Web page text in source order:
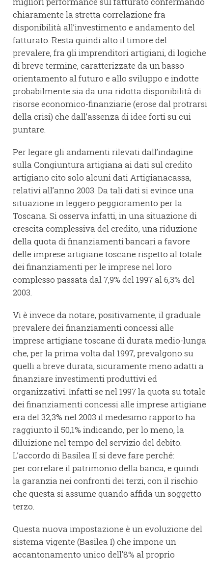
chiaramente la stretta correlazione fra
disponibilità all’investimento e andamento del
fatturato. Resta quindi alto il timore del
prevalere, fra gli imprenditori artigiani, di logiche
di breve termine, caratterizzate da un basso
orientamento al futuro e allo sviluppo e indotte
probabilmente sia da una ridotta disponibilità di
risorse economico-finanziarie (erose dal protrarsi
della crisi) che dall’assenza di idee forti su cui
puntare.
Per legare gli andamenti rilevati dall’indagine
sulla Congiuntura artigiana ai dati sul credito
artigiano cito solo alcuni dati Artigianacassa,
relativi all’anno 2003. Da tali dati si evince una
situazione in leggero peggioramento per la
Toscana. Si osserva infatti, in una situazione di
crescita complessiva del credito, una riduzione
della quota di finanziamenti bancari a favore
delle imprese artigiane toscane rispetto al totale
dei finanziamenti per le imprese nel loro
complesso passata dal 7,9% del 1997 al 6,3% del
2003.
Vi è invece da notare, positivamente, il graduale
prevalere dei finanziamenti concessi alle
imprese artigiane toscane di durata medio-lunga
che, per la prima volta dal 1997, prevalgono su
quelli a breve durata, sicuramente meno adatti a
finanziare investimenti produttivi ed
organizzativi. Infatti se nel 1997 la quota su totale
dei finanziamenti concessi alle imprese artigiane
era del 32,3% nel 2003 il medesimo rapporto ha
raggiunto il 50,1% indicando, per lo meno, la
diluizione nel tempo del servizio del debito.
L’accordo di Basilea II si deve fare perché:
per correlare il patrimonio della banca, e quindi
la garanzia nei confronti dei terzi, con il rischio
che questa si assume quando affida un soggetto
terzo.
Questa nuova impostazione è un evoluzione del
sistema vigente (Basilea I) che impone un
accantonamento unico dell’8% al proprio